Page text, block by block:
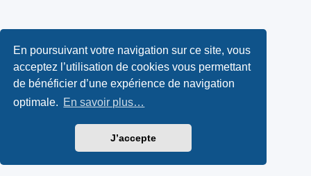
En poursuivant votre navigation sur ce site, vous
acceptez l’utilisation de cookies vous permettant
de bénéficier d’une expérience de navigation
optimale. En savoir plus…
J’accepte